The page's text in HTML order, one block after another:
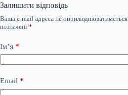
Залишити відповідь
Ваша e-mail адреса не оприлюднюватиметься.
позначені *
Ім’я *
Email *